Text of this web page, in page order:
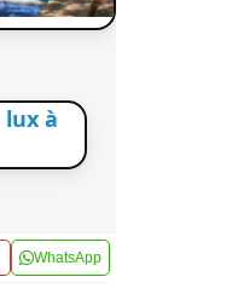
lux à
WhatsApp